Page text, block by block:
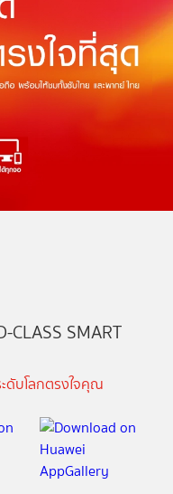
CLASS SMART
ดับโลกตรงใจคุณ